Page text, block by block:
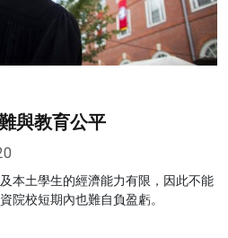
與教育公平
本土學生的經濟能力有限，因此不能
院校短期內也難自負盈虧。